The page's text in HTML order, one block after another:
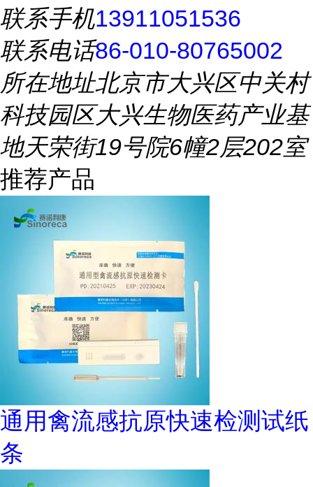
联系手机13911051536
联系电话86-010-80765002
所在地址北京市大兴区中关村
科技园区大兴生物医药产业基
地天荣街19号院6幢2层202室
推荐产品
通用禽流感抗原快速检测试纸
条